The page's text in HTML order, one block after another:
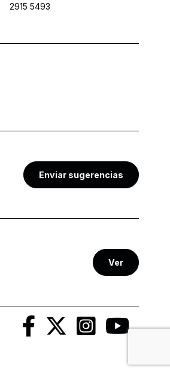
2915 5493
Enviar sugerencias
Ver